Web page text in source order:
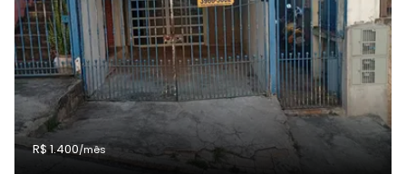
R$ 1.400/mês